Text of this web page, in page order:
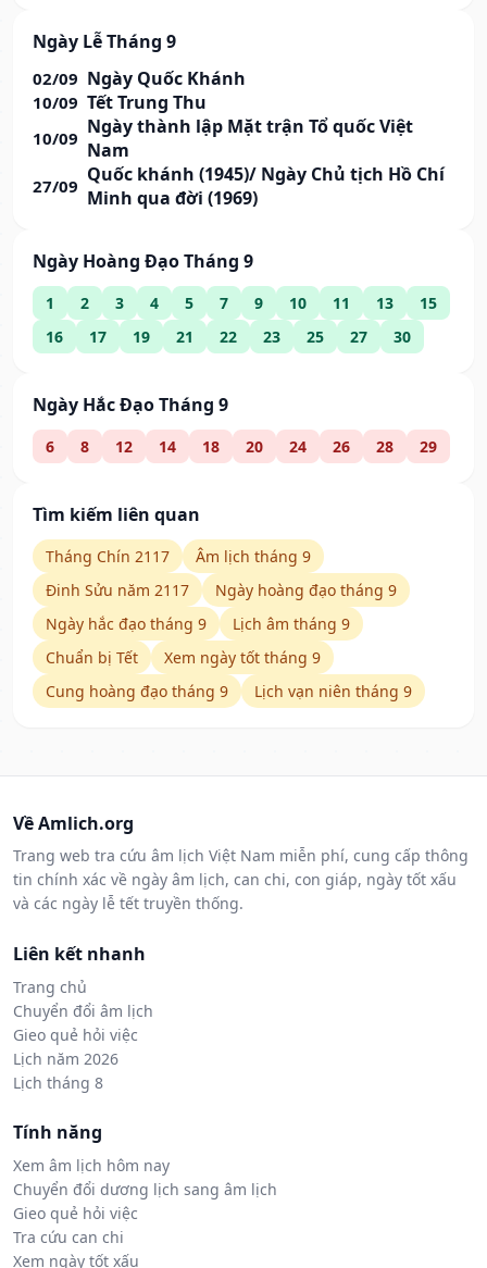
Ngày Lễ Tháng 9
02/09 Ngày Quốc Khánh
10/09 Tết Trung Thu
10/09 Ngày thành lập Mặt trận Tổ quốc Việt
Nam
27/09 Quốc khánh (1945)/ Ngày Chủ tịch Hồ Chí
Minh qua đời (1969)
Ngày Hoàng Đạo Tháng 9
1 2 3 4 5 7 9 10 11 13
15
16
17 19 21 22 23 25 27 30
Ngày Hắc Đạo Tháng 9
6 8 12 14 18 20 24 26 28 29
Tìm kiếm liên quan
Tháng Chín 2117
Âm lịch tháng 9
Đinh Sửu năm 2117
Ngày hoàng đạo tháng 9
Ngày hắc đạo tháng 9
Lịch âm tháng 9
Chuẩn bị Tết
Xem ngày tốt tháng 9
Cung hoàng đạo tháng 9
Lịch vạn niên tháng 9
Về Amlich.org
Trang web tra cứu âm lịch Việt Nam miễn phí, cung cấp thông
tin chính xác về ngày âm lịch, can chi, con giáp, ngày tốt xấu
và các ngày lễ tết truyền thống.
Liên kết nhanh
Trang chủ
Chuyển đổi âm lịch
Gieo quẻ hỏi việc
Lịch năm 2026
Lịch tháng 8
Tính năng
Xem âm lịch hôm nay
Chuyển đổi dương lịch sang âm lịch
Gieo quẻ hỏi việc
Tra cứu can chi
Xem ngày tốt xấu